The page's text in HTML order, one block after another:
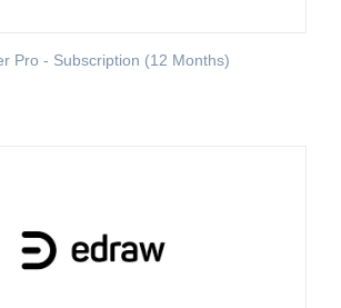
Pro - Subscription (12 Months)